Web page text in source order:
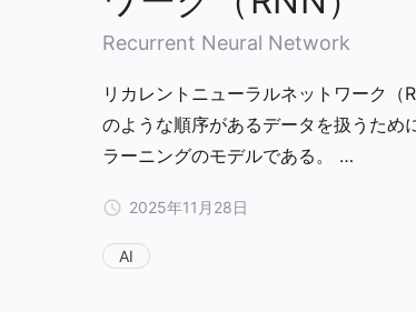
Recurrent Neural Network
リカレントニューラルネットワーク（
のような順序があるデータを扱うため
ラーニングのモデルである。 …
2025年11月28日
AI